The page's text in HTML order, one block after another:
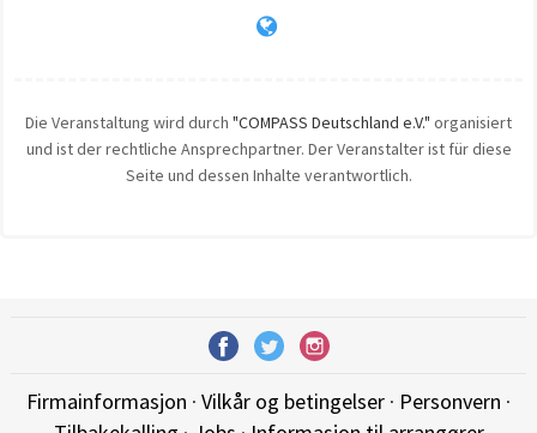
Die Veranstaltung wird durch "COMPASS Deutschland e.V." organisiert
und ist der rechtliche Ansprechpartner. Der Veranstalter ist für diese
Seite und dessen Inhalte verantwortlich.
Firmainformasjon · Vilkår og betingelser · Personvern ·